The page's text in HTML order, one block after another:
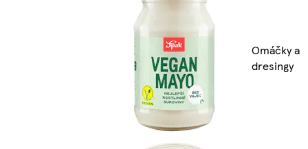
Omáčky a
dresingy